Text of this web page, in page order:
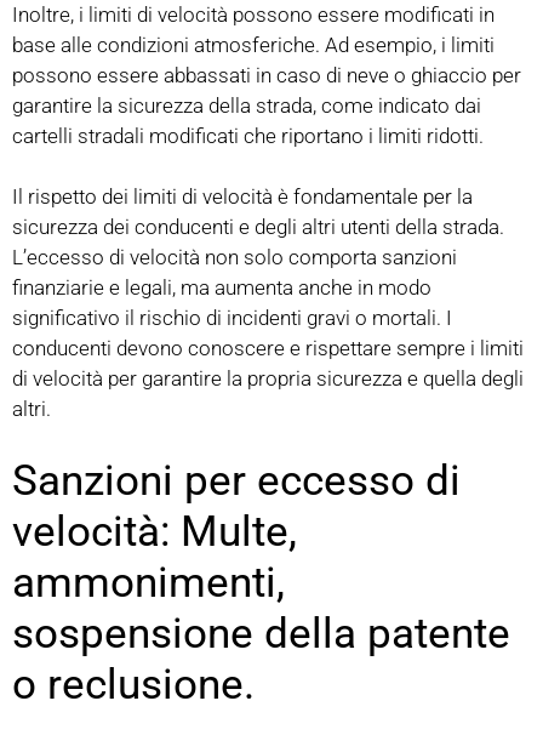
Inoltre, i limiti di velocità possono essere modificati in
base alle condizioni atmosferiche. Ad esempio, i limiti
possono essere abbassati in caso di neve o ghiaccio per
garantire la sicurezza della strada, come indicato dai
cartelli stradali modificati che riportano i limiti ridotti.
Il rispetto dei limiti di velocità è fondamentale per la
sicurezza dei conducenti e degli altri utenti della strada.
L’eccesso di velocità non solo comporta sanzioni
finanziarie e legali, ma aumenta anche in modo
significativo il rischio di incidenti gravi o mortali. I
conducenti devono conoscere e rispettare sempre i limiti
di velocità per garantire la propria sicurezza e quella degli
altri.
Sanzioni per eccesso di
velocità: Multe,
ammonimenti,
sospensione della patente
o reclusione.